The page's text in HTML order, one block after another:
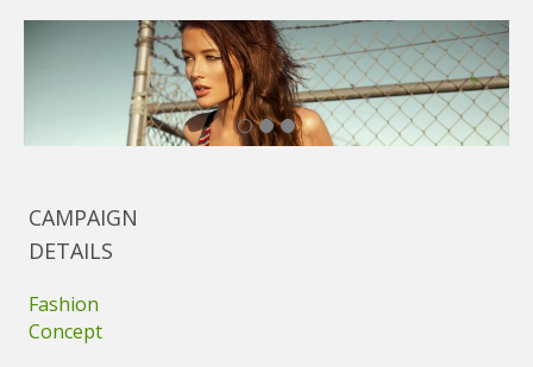
CAMPAIGN
DETAILS
Fashion
Concept